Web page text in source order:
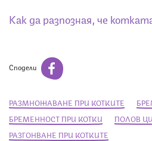
Как да разпозная, че
Сподели
РАЗМНОЖАВАНЕ ПРИ КОТКИТЕ
БРЕМЕННОСТ ПРИ КОТКИ
ПОЛОВ
РАЗГОНВАНЕ ПРИ КОТКИТЕ